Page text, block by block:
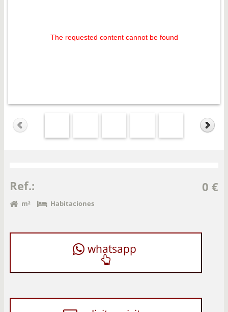
The requested content cannot be found
Ref.: 0 €
m² Habitaciones
whatsapp